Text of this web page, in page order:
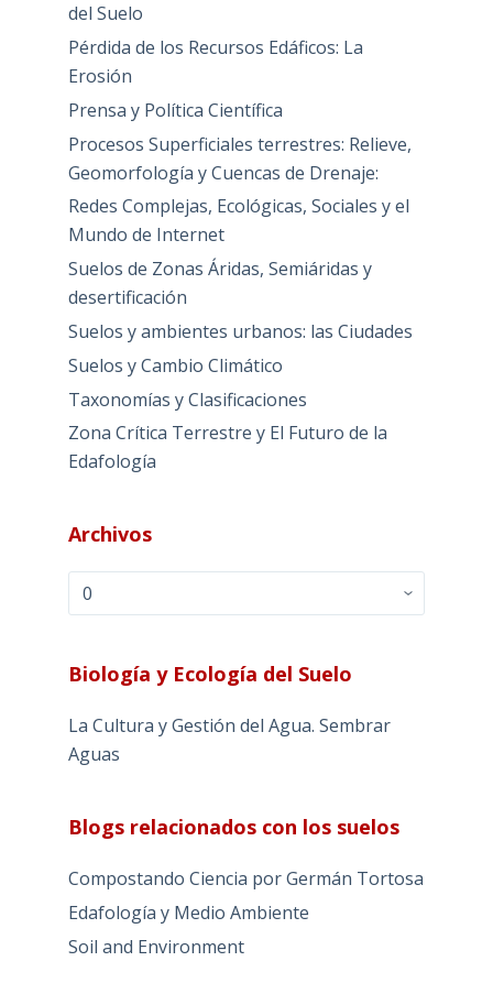
del Suelo
Pérdida de los Recursos Edáficos: La
Erosión
Prensa y Política Científica
Procesos Superficiales terrestres: Relieve,
Geomorfología y Cuencas de Drenaje:
Redes Complejas, Ecológicas, Sociales y el
Mundo de Internet
Suelos de Zonas Áridas, Semiáridas y
desertificación
Suelos y ambientes urbanos: las Ciudades
Suelos y Cambio Climático
Taxonomías y Clasificaciones
Zona Crítica Terrestre y El Futuro de la
Edafología
Archivos
Archivos
Biología y Ecología del Suelo
La Cultura y Gestión del Agua. Sembrar
Aguas
Blogs relacionados con los suelos
Compostando Ciencia por Germán Tortosa
Edafología y Medio Ambiente
Soil and Environment